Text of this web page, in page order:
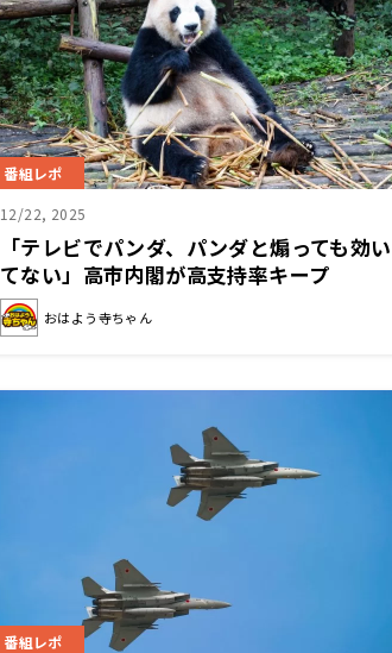
番組レポ
12/22, 2025
「テレビでパンダ、パンダと煽っても効い
てない」高市内閣が高支持率キープ
おはよう寺ちゃん
番組レポ